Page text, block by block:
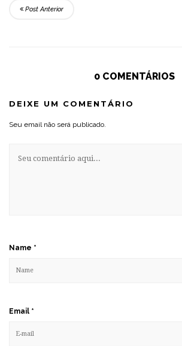
Post Anterior
0 COMENTÁRIOS
DEIXE UM COMENTÁRIO
Seu email não será publicado.
Name *
Email *